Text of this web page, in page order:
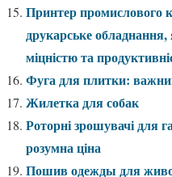
Принтер промислового
друкарське обладнання,
міцністю та
Фуга для плитки:
Жилетка для собак
Роторні зрошувачі для
розумна ціна
Пошив одежды для